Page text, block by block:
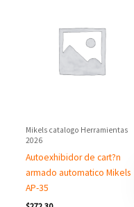
Mikels catalogo Herramientas
2026
Autoexhibidor de cart?n
armado automatico Mikels
AP-35